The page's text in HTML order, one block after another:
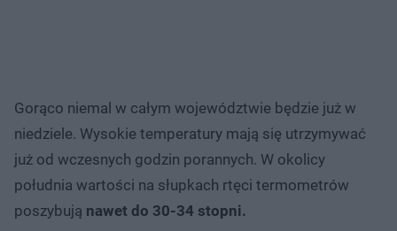
Gorąco niemal w całym województwie będzie już w
niedziele. Wysokie temperatury mają się utrzymywać
już od wczesnych godzin porannych. W okolicy
południa wartości na słupkach rtęci termometrów
poszybują nawet do 30-34 stopni.